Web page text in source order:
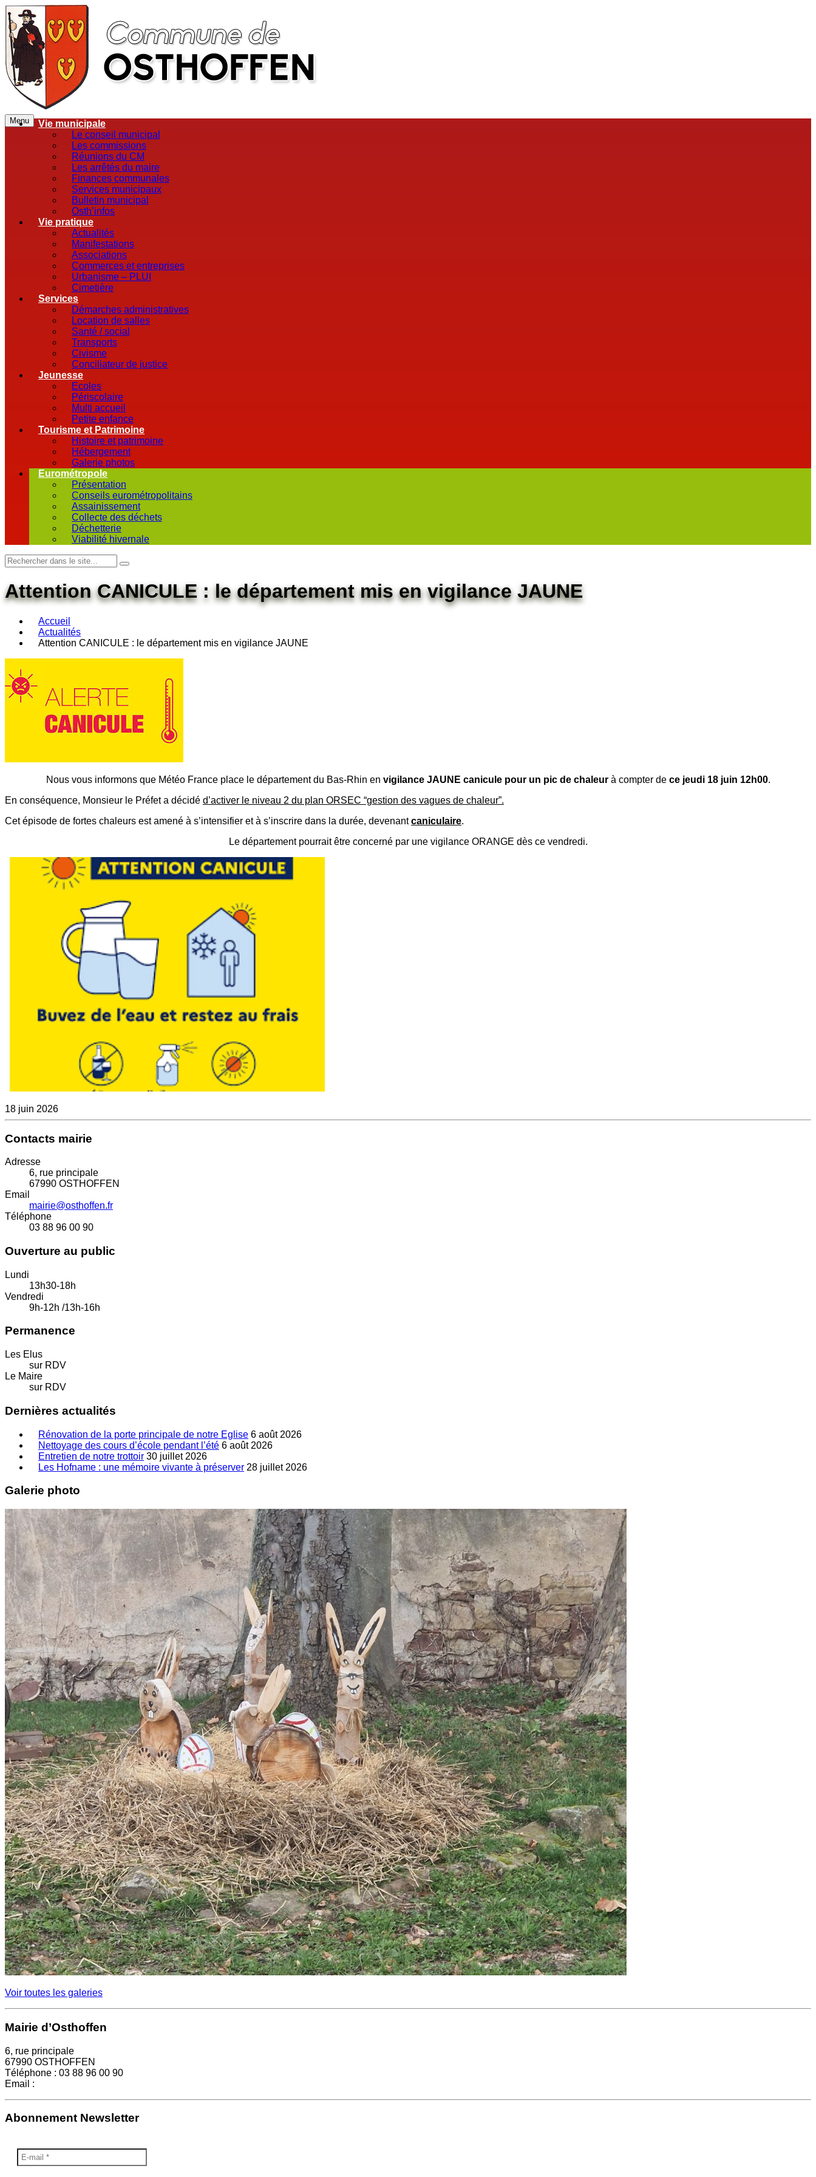
Menu
Vie municipale
Le conseil municipal
Les commissions
Réunions du CM
Les arrêtés du maire
Finances communales
Services municipaux
Bulletin municipal
Osth’infos
Vie pratique
Actualités
Manifestations
Associations
Commerces et entreprises
Urbanisme – PLUI
Cimetière
Services
Démarches administratives
Location de salles
Santé / social
Transports
Civisme
Conciliateur de justice
Jeunesse
Ecoles
Périscolaire
Multi accueil
Petite enfance
Tourisme et Patrimoine
Histoire et patrimoine
Hébergement
Galerie photos
Eurométropole
Présentation
Conseils eurométropolitains
Assainissement
Collecte des déchets
Déchetterie
Viabilité hivernale
Attention CANICULE : le département mis en vigilance JAUNE
Accueil
Actualités
Attention CANICULE : le département mis en vigilance JAUNE
Nous vous informons que Météo France place le département du Bas-Rhin en vigilance JAUNE canicule pour un pic de chaleurà compter de ce jeudi 18 juin 12h00.
En conséquence, Monsieur le Préfet a décidé d’activer le niveau 2 du plan ORSEC “gestion des vagues de chaleur”.
Cet épisode de fortes chaleurs est amené à s’intensifier et à s’inscrire dans la durée, devenantcaniculaire.
Le département pourrait être concerné par une vigilance ORANGE dès ce vendredi.
18 juin 2026
Contacts mairie
Adresse
6, rue principale
67990 OSTHOFFEN
Email
mairie@osthoffen.fr
Téléphone
03 88 96 00 90
Ouverture au public
Lundi
13h30-18h
Vendredi
9h-12h /13h-16h
Permanence
Les Elus
sur RDV
Le Maire
sur RDV
Dernières actualités
Rénovation de la porte principale de notre Eglise 6 août 2026
Nettoyage des cours d’école pendant l’été 6 août 2026
Entretien de notre trottoir 30 juillet 2026
Les Hofname : une mémoire vivante à préserver 28 juillet 2026
Galerie photo
Voir toutes les galeries
Mairie d’Osthoffen
6, rue principale
67990 OSTHOFFEN
Téléphone : 03 88 96 00 90
Email :
Abonnement Newsletter